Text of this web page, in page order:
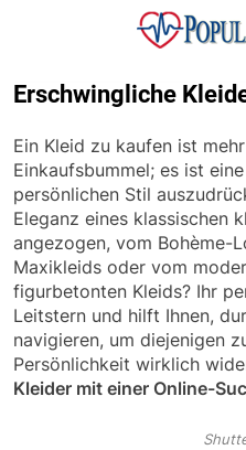
Erschwingliche
Ein Kleid zu kaufen ist
Einkaufsbummel; es ist
persönlichen Stil
Eleganz eines klassischen
angezogen, vom Bohème-
Maxikleids oder vom
figurbetonten Kleids? Ihr
Leitstern und hilft Ihnen,
navigieren, um diejenigen
Persönlichkeit wirklich
Kleider mit einer Online-